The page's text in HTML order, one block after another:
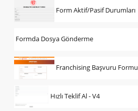
Form Aktif/Pasif Durumları
Formda Dosya Gönderme
Franchising Başvuru Formu
Hızlı Teklif Al - V4